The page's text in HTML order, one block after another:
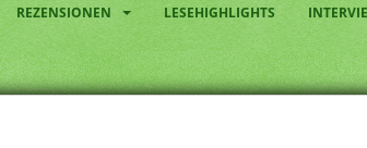
REZENSIONEN LESEHIGHLIGHTS